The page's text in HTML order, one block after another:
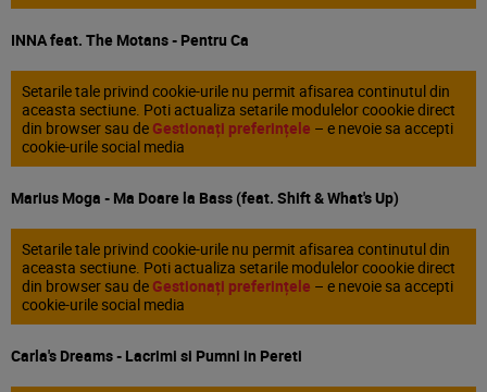
INNA feat. The Motans - Pentru Ca
Setarile tale privind cookie-urile nu permit afisarea continutul din
aceasta sectiune. Poti actualiza setarile modulelor coookie direct
din browser sau de Gestionați preferințele – e nevoie sa accepti
cookie-urile social media
Marius Moga - Ma Doare la Bass (feat. Shift & What's Up)
Setarile tale privind cookie-urile nu permit afisarea continutul din
aceasta sectiune. Poti actualiza setarile modulelor coookie direct
din browser sau de Gestionați preferințele – e nevoie sa accepti
cookie-urile social media
Carla's Dreams - Lacrimi si Pumni in Pereti